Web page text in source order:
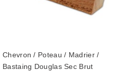
Chevron / Poteau / Madrier /
Bastaing Douglas Sec Brut